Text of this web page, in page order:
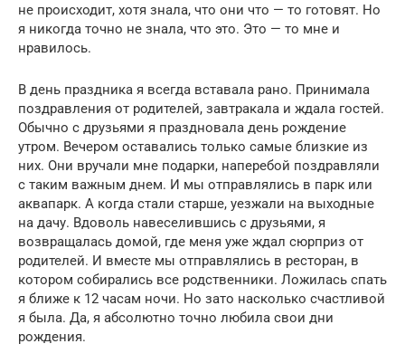
не происходит, хотя знала, что они что — то готовят. Но
я никогда точно не знала, что это. Это — то мне и
нравилось.
В день праздника я всегда вставала рано. Принимала
поздравления от родителей, завтракала и ждала гостей.
Обычно с друзьями я праздновала день рождение
утром. Вечером оставались только самые близкие из
них. Они вручали мне подарки, наперебой поздравляли
с таким важным днем. И мы отправлялись в парк или
аквапарк. А когда стали старше, уезжали на выходные
на дачу. Вдоволь навеселившись с друзьями, я
возвращалась домой, где меня уже ждал сюрприз от
родителей. И вместе мы отправлялись в ресторан, в
котором собирались все родственники. Ложилась спать
я ближе к 12 часам ночи. Но зато насколько счастливой
я была. Да, я абсолютно точно любила свои дни
рождения.